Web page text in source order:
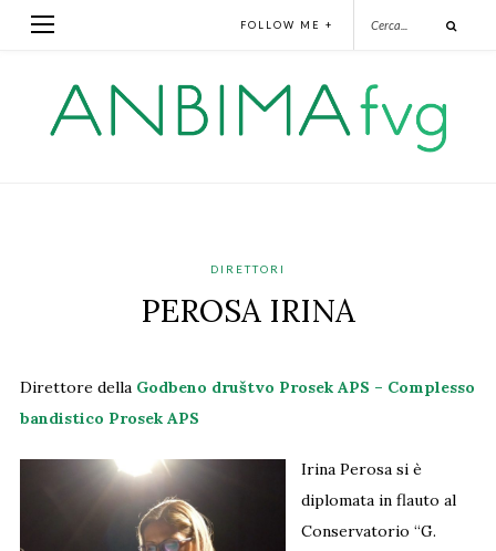
FOLLOW ME +
DIRETTORI
PEROSA IRINA
Direttore della Godbeno društvo Prosek APS – Complesso
bandistico Prosek APS
Irina Perosa si è
diplomata in flauto al
Conservatorio “G.